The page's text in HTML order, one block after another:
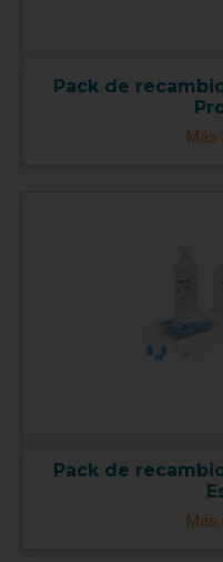
Pack de
Pack de
Más